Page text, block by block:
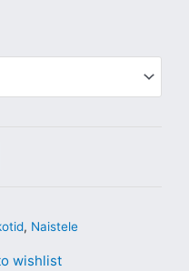
, Naistele
wishlist